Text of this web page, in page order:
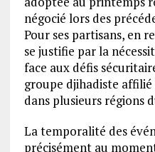
négocié lors des
Pour ses partisans, en
se justifie par la
face aux défis
groupe djihadiste
dans plusieurs régions
La temporalité des
précisément au